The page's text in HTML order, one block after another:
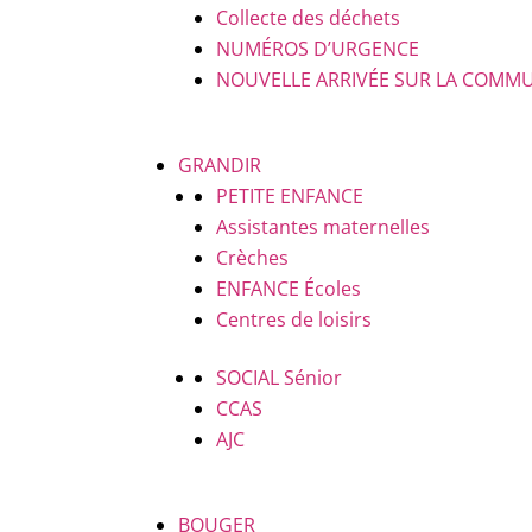
Collecte des déchets
NUMÉROS D’URGENCE
NOUVELLE ARRIVÉE SUR LA
GRANDIR
PETITE ENFANCE
Assistantes maternelles
Crèches
ENFANCE Écoles
Centres de loisirs
SOCIAL Sénior
CCAS
AJC
BOUGER